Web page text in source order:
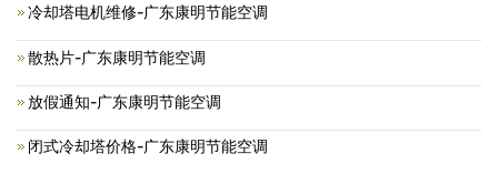
冷却塔电机维修-广东康明节能空调
散热片-广东康明节能空调
放假通知-广东康明节能空调
闭式冷却塔价格-广东康明节能空调